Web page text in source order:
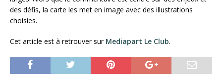
des défis, la carte les met en image avec des illustrations
choisies.
Cet article est à retrouver sur Mediapart Le Club.